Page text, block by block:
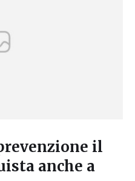
il
anche a